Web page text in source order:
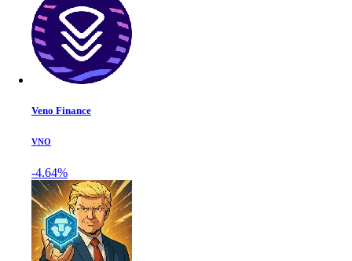
Veno Finance
VNO
-4.64%